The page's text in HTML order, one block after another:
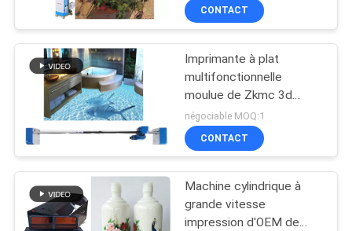
CONTACT
Imprimante à plat
multifonctionnelle
moulue de Zkmc 3d
720dpi de plancher
négociable MOQ:1
CONTACT
Machine cylindrique à
grande vitesse
impression d'OEM de